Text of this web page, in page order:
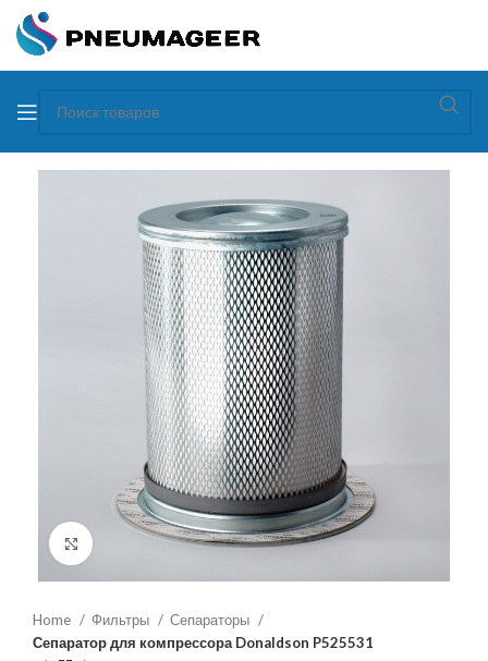
Увеличить
Home Фильтры
Сепараторы
Сепаратор для компрессора Donaldson P525531